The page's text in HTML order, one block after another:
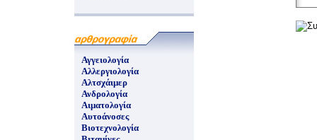
Αγγειολογία
Αλλεργιολογία
Αλτσχάιμερ
Ανδρολογία
Αιματολογία
Αυτοάνοσες
Βιοτεχνολογία